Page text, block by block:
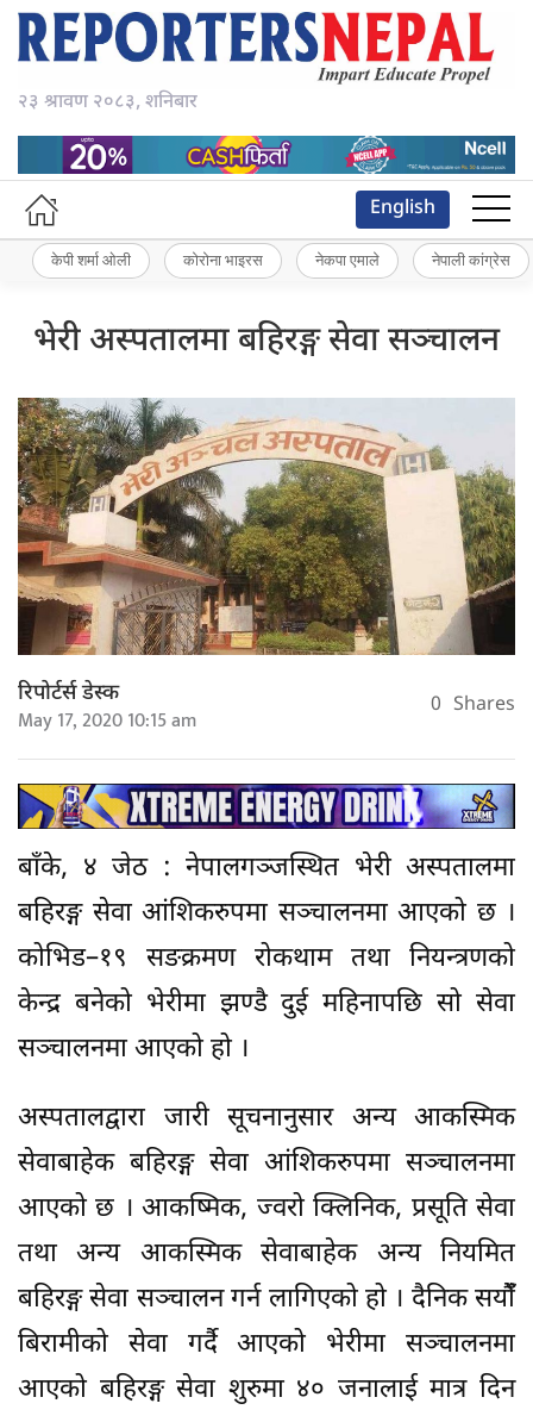
२३ श्रावण २०८३, शनिबार
English
केपी शर्मा ओली कोरोना भाइरस नेकपा एमाले नेपाली कांग्रेस
भेरी अस्पतालमा बहिरङ्ग सेवा सञ्चालन
रिपोर्टर्स डेस्क
May 17, 2020 10:15 am 0 Shares
बाँके, ४ जेठ : नेपालगञ्जस्थित भेरी अस्पतालमा
बहिरङ्ग सेवा आंशिकरुपमा सञ्चालनमा आएको छ ।
कोभिड–१९ सङक्रमण रोकथाम तथा नियन्त्रणको
केन्द्र बनेको भेरीमा झण्डै दुई महिनापछि सो सेवा
सञ्चालनमा आएको हो ।
अस्पतालद्वारा जारी सूचनानुसार अन्य आकस्मिक
सेवाबाहेक बहिरङ्ग सेवा आंशिकरुपमा सञ्चालनमा
आएको छ । आकष्मिक, ज्वरो क्लिनिक, प्रसूति सेवा
तथा अन्य आकस्मिक सेवाबाहेक अन्य नियमित
बहिरङ्ग सेवा सञ्चालन गर्न लागिएको हो । दैनिक सयौंँ
बिरामीको सेवा गर्दै आएको भेरीमा सञ्चालनमा
आएको बहिरङ्ग सेवा शुरुमा ४० जनालाई मात्र दिन